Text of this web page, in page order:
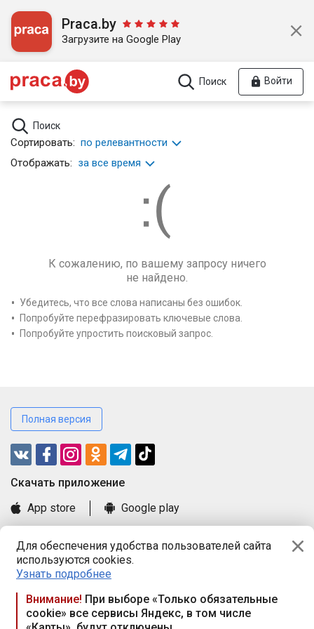
Для обеспечения удобства пользователей сайта
используются cookies.
Узнать подробнее
Внимание! При выборе «Только обязательные
cookie» все сервисы Яндекс, в том числе
Praca.by
Загрузите на Google Play
Поиск Войти
Поиск
Сортировать: по релевантности
Отображать: за все время
К сожалению, по вашему запросу ничего
не найдено.
Убедитесь, что все слова написаны без ошибок.
Попробуйте перефразировать ключевые слова.
Попробуйте упростить поисковый запрос.
Полная версия
Cкачать приложение
App store
Google play
Книга замечаний и предложений
Правила и документы
Praca.by © 2000—2026, ООО «ПРАЦА БАЙ»
Республика Беларусь, 220114, г. Минск, пр-т Независимости
117а, пом. № 9.